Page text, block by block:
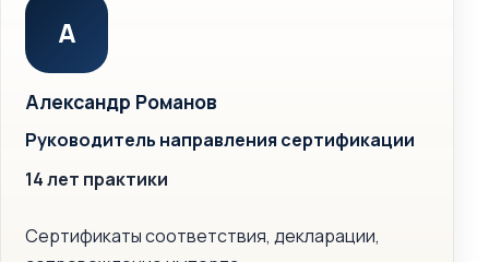
А
Александр Романов
Руководитель направления сертификации
14 лет практики
Сертификаты соответствия, декларации,